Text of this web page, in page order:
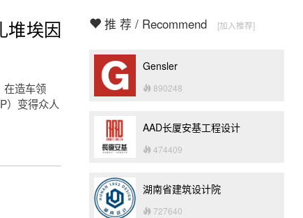
堆埃因
在造车领
）变得众人
推 荐 / Recommend [加入推荐]
Gensler
890248
AAD长厦安基工程设计
474409
湖南省建筑设计院
727640